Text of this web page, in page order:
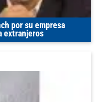
por su empresa
extranjeros